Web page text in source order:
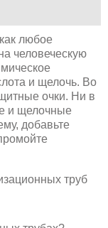
любое
человеческую
и щелочь. Во
очки. Ни в
и щелочные
добавьте